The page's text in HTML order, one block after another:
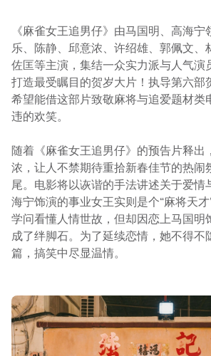
《麻雀女王追男仔》由马国明、高海
乐、陈静、邱意浓、许绍雄、郭佩文、
佐匡等主演，集结一众实力派与人气演
打造最受瞩目的贺岁大片！执导第六部
希望能借这部片致敬麻将与追爱题材类
违的欢笑。
随着《麻雀女王追男仔》的预告片释出
浓，让人不禁期待重拾新春佳节的热闹
尾。电影将以诙谐的手法讲述关于爱情
海宁饰演的事业女王实则是个“麻将天
学问看懂人情世故，但却因恋上马国明
成了绊脚石。为了延续恋情，她不得不
篇，搞笑中尽显温情。